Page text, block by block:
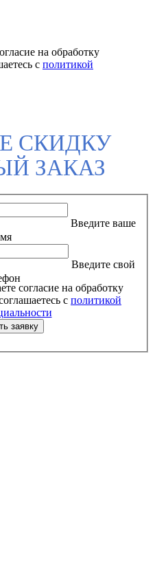
на обработку
с политикой
СКИДКУ
ЗАКАЗ
Введите ваше
Введите свой
согласие на обработку
с политикой
заявку